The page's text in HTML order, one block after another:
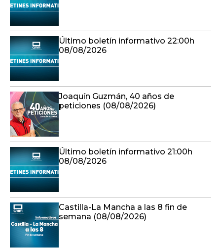
Último boletín informativo 22:00h
08/08/2026
Joaquín Guzmán, 40 años de
peticiones (08/08/2026)
Último boletín informativo 21:00h
08/08/2026
Castilla-La Mancha a las 8 fin de
semana (08/08/2026)